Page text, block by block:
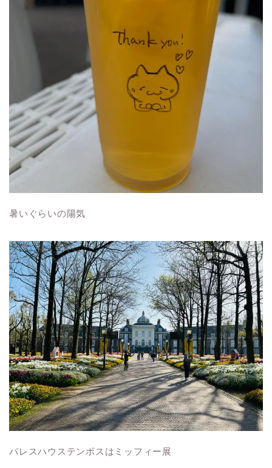
暑いぐらいの陽気
パレスハウステンボスはミッフィー展